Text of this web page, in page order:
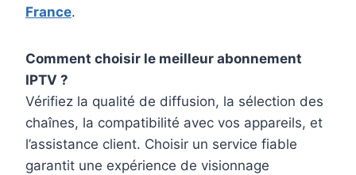
France.
Comment choisir le meilleur abonnement
IPTV ?
Vérifiez la qualité de diffusion, la sélection des
chaînes, la compatibilité avec vos appareils, et
l’assistance client. Choisir un service fiable
garantit une expérience de visionnage